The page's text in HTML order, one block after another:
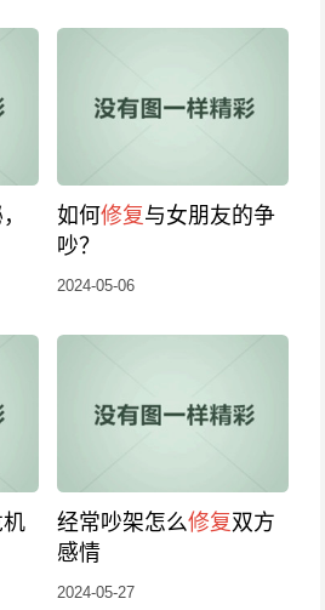
如何修复与女朋友的争
吵？
2024-05-06
经常吵架怎么修复双方
感情
2024-05-27